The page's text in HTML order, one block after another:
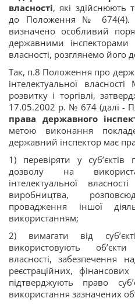
власності, які здійснюють
до Положення № 674(4).
визначено особливий
державними інспекторами
власності, розглянемо його
Так, п.8 Положення про
інтелектуальної власності
розвитку і торгівлі,
17.05.2002 р. № 674 (далі -
права державного
метою виконання
державний інспектор має
1) перевіряти у суб’єктів
дозволу на
інтелектуальної
виробництва,
провадження іншої
використанням;
2) вимагати від
використовують
власності, забезпечення
реєстраційних,
підтверджують право
використання зазначених